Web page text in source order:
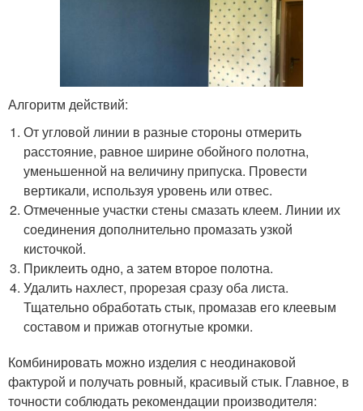
Алгоритм действий:
От угловой линии в разные стороны отмерить
расстояние, равное ширине обойного полотна,
уменьшенной на величину припуска. Провести
вертикали, используя уровень или отвес.
Отмеченные участки стены смазать клеем. Линии их
соединения дополнительно промазать узкой
кисточкой.
Приклеить одно, а затем второе полотна.
Удалить нахлест, прорезая сразу оба листа.
Тщательно обработать стык, промазав его клеевым
составом и прижав отогнутые кромки.
Комбинировать можно изделия с неодинаковой
фактурой и получать ровный, красивый стык. Главное, в
точности соблюдать рекомендации производителя: